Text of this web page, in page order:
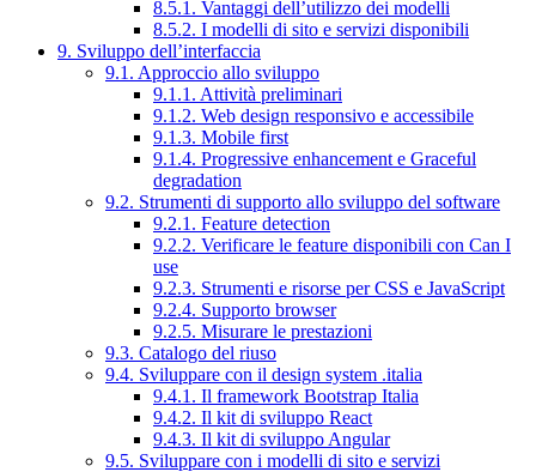
8.5.1. Vantaggi dell’utilizzo dei modelli
8.5.2. I modelli di sito e servizi disponibili
9. Sviluppo dell’interfaccia
9.1. Approccio allo sviluppo
9.1.1. Attività preliminari
9.1.2. Web design responsivo e accessibile
9.1.3. Mobile first
9.1.4. Progressive enhancement e Graceful
degradation
9.2. Strumenti di supporto allo sviluppo del software
9.2.1. Feature detection
9.2.2. Verificare le feature disponibili con Can I
use
9.2.3. Strumenti e risorse per CSS e JavaScript
9.2.4. Supporto browser
9.2.5. Misurare le prestazioni
9.3. Catalogo del riuso
9.4. Sviluppare con il design system .italia
9.4.1. Il framework Bootstrap Italia
9.4.2. Il kit di sviluppo React
9.4.3. Il kit di sviluppo Angular
9.5. Sviluppare con i modelli di sito e servizi